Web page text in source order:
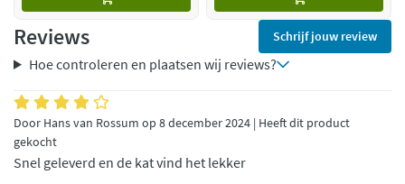
Reviews Schrijf jouw review
Hoe controleren en plaatsen wij reviews?
Door Hans van Rossum op 8 december 2024 | Heeft dit product
gekocht
Snel geleverd en de kat vind het lekker